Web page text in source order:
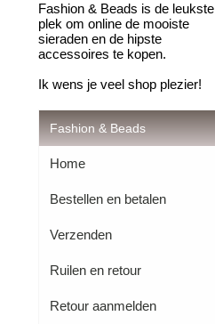
Fashion & Beads is de leukste
plek om online de mooiste
sieraden en de hipste
accessoires te kopen.
Ik wens je veel shop plezier!
Fashion & Beads
Home
Bestellen en betalen
Verzenden
Ruilen en retour
Retour aanmelden